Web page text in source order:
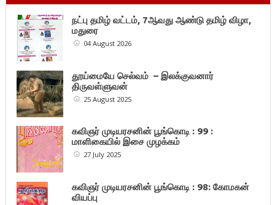
நட்பு தமிழ் வட்டம், 7ஆவது ஆண்டு தமிழ் விழா,
மதுரை
04 August 2026
தூய்மையே செல்வம் – இலக்குவனார்
திருவள்ளுவன்
25 August 2025
கவிஞர் முடியரசனின் பூங்கொடி : 99 :
மாளிகையில் இசை முழக்கம்
27 July 2025
கவிஞர் முடியரசனின் பூங்கொடி : 98: கோமகன்
வியப்பு